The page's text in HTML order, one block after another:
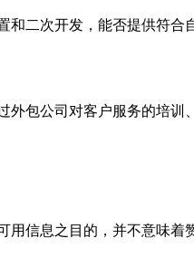
次开发，能否提供符合
公司对客户服务的培训
信息之目的，并不意味